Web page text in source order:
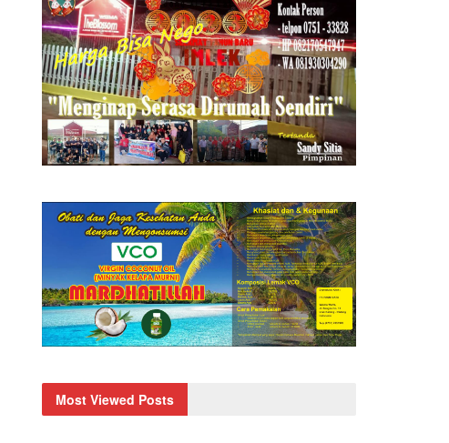
Most Viewed Posts